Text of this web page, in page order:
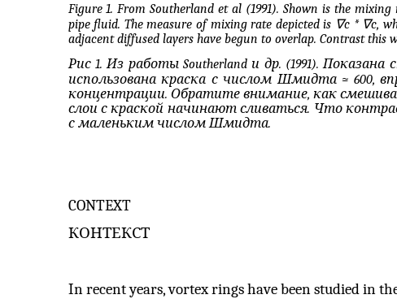
Figure 1. From Southerland et al (1991). Shown is the
pipe fluid. The measure of mixing rate depicted is ∇c * ∇c,
adjacent diffused layers have begun to overlap. Contrast this
Рис 1. Из работы Southerlandи др. (1991).
использована краска с числом Шмидта ≈ 600,
концентрации. Обратите внимание, как
слои с краской начинают сливаться. Что
с маленьким числом Шмидта.
CONTEXT
КОНТЕКСТ
In recent years, vortex rings have been studied in